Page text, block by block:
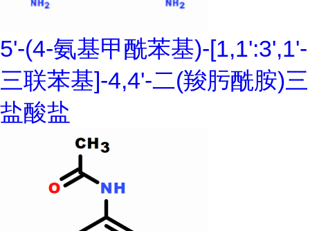
5'-(4-氨基甲酰苯基)-[1,1':3',1'-
三联苯基]-4,4'-二(羧肟酰胺)三
盐酸盐